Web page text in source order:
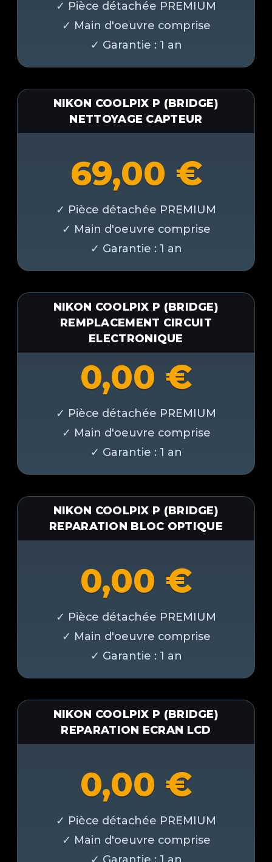
NIKON COOLPIX P (BRIDGE)
NETTOYAGE CAPTEUR
69,00 €
NIKON COOLPIX P (BRIDGE)
REMPLACEMENT CIRCUIT
ELECTRONIQUE
0,00 €
NIKON COOLPIX P (BRIDGE)
REPARATION BLOC OPTIQUE
0,00 €
NIKON COOLPIX P (BRIDGE)
REPARATION ECRAN LCD
0,00 €